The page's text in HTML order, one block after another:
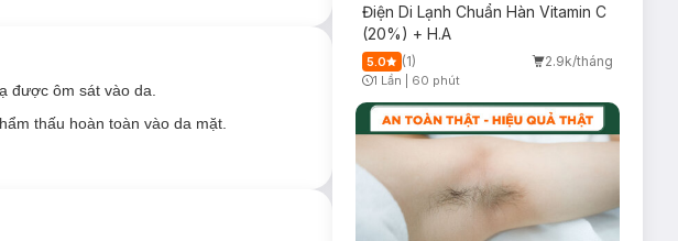
được ôm sát vào da.
thấu hoàn toàn vào da mặt.
Điện Di Lạnh Chuẩn Hàn Vitamin C
(20%) + H.A
5.0 (1) 2.9k/tháng
Timer Gray Icon
1 Lần 60 phút